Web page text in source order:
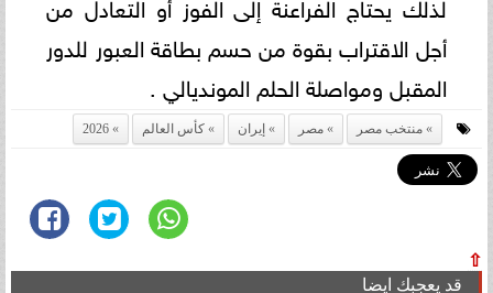
أجل الاقتراب بقوة من حسم بطاقة العبور للدور
المقبل ومواصلة الحلم المونديالي .
منتخب مصر مصر إيران كأس العالم 2026
⇧
قد يعجبك ايضا